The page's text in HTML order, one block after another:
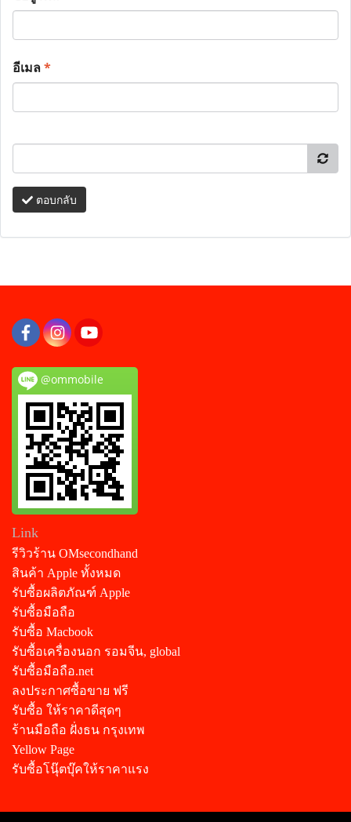
อีเมล*
ตอบกลับ
@ommobile
Link
รีวิวร้าน OMsecondhand
สินค้า Apple ทั้งหมด
รับซื้อผลิตภัณฑ์ Apple
รับซื้อมือถือ
รับซื้อ Macbook
รับซื้อเครื่องนอก รอมจีน, global
รับซื้อมือถือ.net
ลงประกาศซื้อขาย ฟรี
รับซื้อ ให้ราคาดีสุดๆ
ร้านมือถือ ฝั่งธน กรุงเทพ
Yellow Page
รับซื้อโนุ๊ตบุ๊คให้ราคาแรง